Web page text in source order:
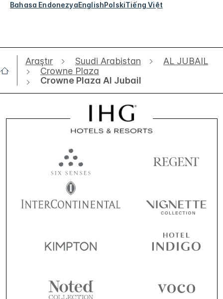
Bahasa EndonezyaEnglishPolskiTiếng Việt
Araştır Suudi Arabistan
AL JUBAIL
Crowne Plaza
Crowne Plaza Al Jubail